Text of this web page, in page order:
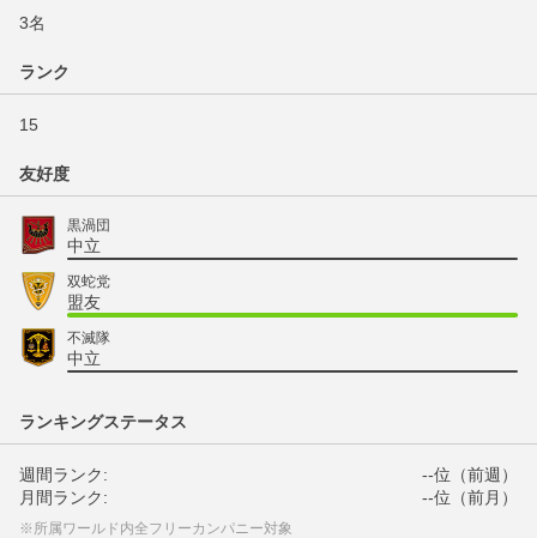
3名
ランク
15
友好度
黒渦団
中立
双蛇党
盟友
不滅隊
中立
ランキングステータス
週間ランク:
--位（前週）
月間ランク:
--位（前月）
※所属ワールド内全フリーカンパニー対象